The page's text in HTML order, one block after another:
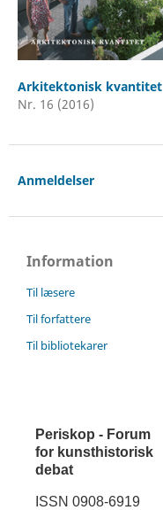
Arkitektonisk kvantitet
Nr. 16 (2016)
Anmeldelser
Information
Til læsere
Til forfattere
Til bibliotekarer
Periskop - Forum
for kunsthistorisk
debat
ISSN 0908-6919